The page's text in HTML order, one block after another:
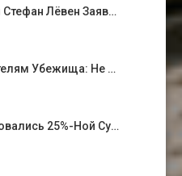
Лёвен Заяв…
Убежища: Не …
25%-Ной Су…